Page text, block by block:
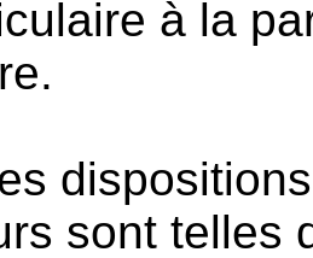
à la
sont telles